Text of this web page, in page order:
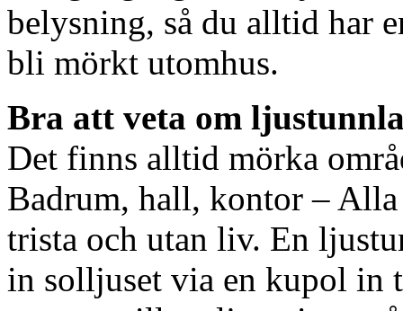
belysning, så du alltid har
bli mörkt utomhus.
Bra att veta om
Det finns alltid mörka
Badrum, hall, kontor – Alla
trista och utan liv. En
in solljuset via en kupol in